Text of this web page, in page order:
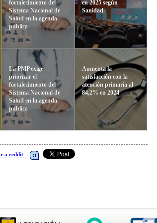
fortalecimiento del
Sistema Nacional de
Salud en la agenda
pública
La PMP exige
priorizar el
fortalecimiento del
Sistema Nacional de
Salud en la agenda
pública
en 2025 según
Sanidad
Aumenta la
satisfacción con la
atención primaria al
84,2% en 2024